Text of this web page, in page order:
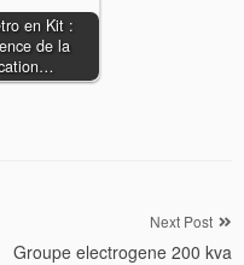
en Kit :
de la
Next Post
Groupe electrogene 200 kva